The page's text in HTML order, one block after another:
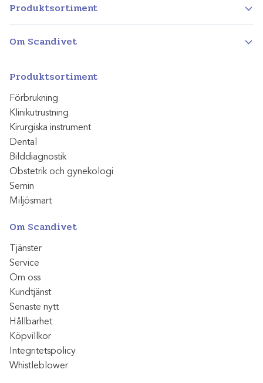
Produktsortiment
Om Scandivet
Produktsortiment
Förbrukning
Klinikutrustning
Kirurgiska instrument
Dental
Bilddiagnostik
Obstetrik och gynekologi
Semin
Miljösmart
Om Scandivet
Tjänster
Service
Om oss
Kundtjänst
Senaste nytt
Hållbarhet
Köpvillkor
Integritetspolicy
Whistleblower